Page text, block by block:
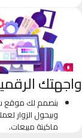
واجهتك
وبيحول الزوار
ماكينة مبيعات.